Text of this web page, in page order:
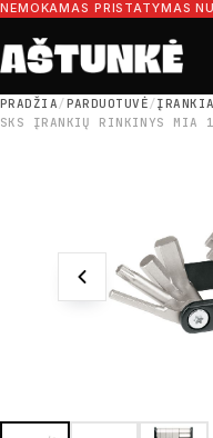
Pereiti prie turinio
NEMOKAMAS PRISTATYMAS
Ieškoti dalių
Ieškoti
PRADŽIA/PARDUOTUVĖ/
SKS ĮRANKIŲ RINKINYS MIA